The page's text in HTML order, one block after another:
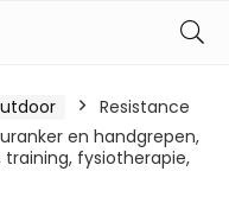
Resistance
en handgrepen,
fysiotherapie,